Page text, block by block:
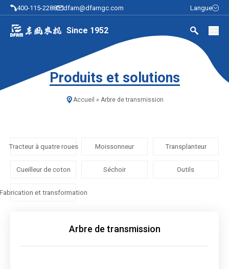
400-115-2288 dfam@dfamgc.com Langue
Since 1952
Produits et solutions
Accueil » Arbre de transmission
Tracteur à quatre roues Moissonneur Transplanteur
Cueilleur de coton Séchoir Outils
et transformation
Arbre de transmission